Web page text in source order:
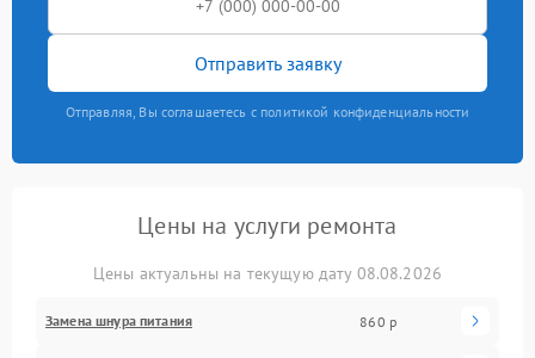
Отправить заявку
Отправляя, Вы соглашаетесь с политикой конфиденциальности
Цены на услуги ремонта
Цены актуальны на текущую дату 08.08.2026
Замена шнура питания 860 р